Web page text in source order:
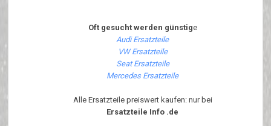
Oft gesucht werden günstige
Audi Ersatzteile
VW Ersatzteile
Seat Ersatzteile
Mercedes Ersatzteile
Alle Ersatzteile preiswert kaufen: nur bei
Ersatzteile Info .de